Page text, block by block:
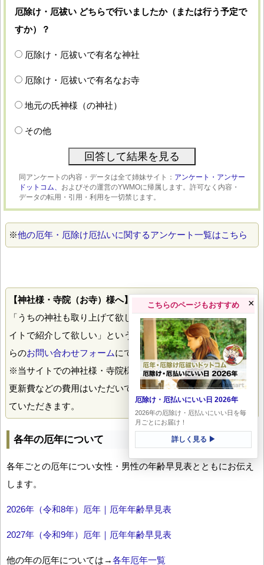
厄除け・厄祓い どちらで行いましたか（または行う予定で
すか）？
厄除け・厄祓いで有名な神社
厄除け・厄祓いで有名なお寺
地元の氏神様（の神社）
その他
同アンケートの内容・データは全て姉妹サイト： アンケート・アンサー
ドットコム、 およびその運営のYWMOに帰属します。許可なく内容・
データの転用・引用・利用を一切禁じます。
※他の厄年・厄除け厄払いに関するアンケート一覧はこちら
【神社様・寺院（お寺）様へ】
「うちの神社も取り上げて欲しい！」「うちのお寺もこのサ
イトで紹介して欲しい」というご希望がありましたら、こち
らのお問い合わせフォームにて掲載のご希望送付下さい。
※当サイトでの神社様・寺院様の掲載には、とくに掲載料や
更新費などの費用はいただいておりません。喜んで掲載させ
ていただきます。
各年の厄年について
各年ごとの厄年につい女性・男性の年齢早見表とともにお伝え
します。
2026年（令和8年）厄年｜厄年年齢早見表
2027年（令和9年）厄年｜厄年年齢早見表
他の年の厄年については→各年厄年一覧
こちらのページもおすすめ
厄除け・厄払いにいい日 2026年
2026年の厄除け・厄払いにいい日を毎
月ごとにお届け！
詳しく見る ▶
×